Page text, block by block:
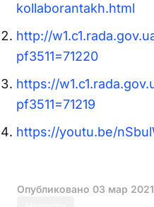
kollaborantakh.html
http://
pf3511=71220
https://
pf3511=71219
https://youtu.be/
Опубликовано 03 мар 2021